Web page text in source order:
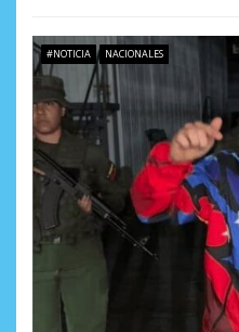
#NOTICIA NACIONALES